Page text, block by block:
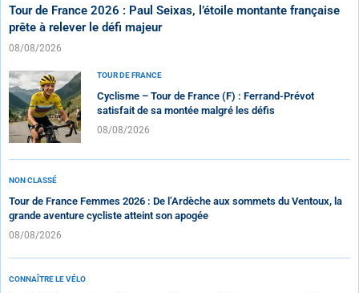
Tour de France 2026 : Paul Seixas, l’étoile montante française
prête à relever le défi majeur
08/08/2026
TOUR DE FRANCE
Cyclisme – Tour de France (F) : Ferrand-Prévot
satisfait de sa montée malgré les défis
08/08/2026
NON CLASSÉ
Tour de France Femmes 2026 : De l’Ardèche aux sommets du Ventoux, la
grande aventure cycliste atteint son apogée
08/08/2026
CONNAÎTRE LE VÉLO